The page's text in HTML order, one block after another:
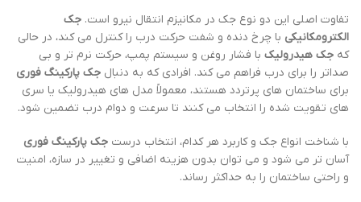
تفاوت اصلی این دو نوع جک در مکانیزم انتقال نیرو است. جک
الکترومکانیکی با چرخ دنده و شفت حرکت درب را کنترل می کند، در حالی
که جک هیدرولیک با فشار روغن و سیستم پمپ، حرکت نرم تر و بی
صداتر را برای درب فراهم می کند. افرادی که به دنبال جک پارکینگ فوری
برای ساختمان های پرتردد هستند، معمولاً مدل های هیدرولیک یا سری
های تقویت شده را انتخاب می کنند تا سرعت و دوام درب تضمین شود.
با شناخت انواع جک و کاربرد هر کدام، انتخاب درست جک پارکینگ فوری
آسان تر می شود و می توان بدون هزینه اضافی و تغییر در سازه، امنیت
و راحتی ساختمان را به حداکثر رساند.